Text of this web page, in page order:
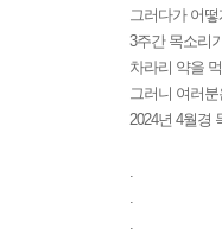
그러다가 어
3주간 목소리
차라리 약을
그러니 여러
2024년 4월경
.
.
.